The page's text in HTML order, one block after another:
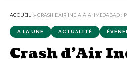
ACCUEIL » CRASH D’AIR INDIA À AHMEDABAD : PLUS DE 200
A LA UNE ACTUALITÉ
Crash d’Air